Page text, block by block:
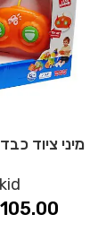
מיני ציוד
105.00